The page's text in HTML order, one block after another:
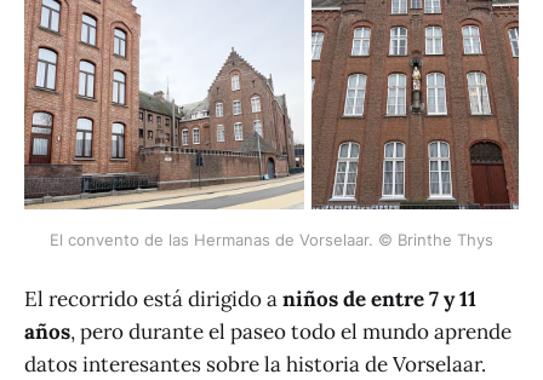
El convento de las Hermanas de Vorselaar. © Brinthe Thys
El recorrido está dirigido aniños de entre 7 y 11
años, pero durante el paseo todo el mundo aprende
datos interesantes sobre la historia de Vorselaar.